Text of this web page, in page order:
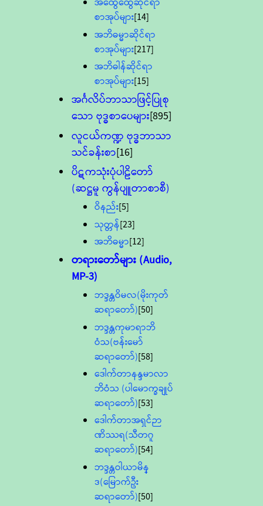
စာအုပ်များ[14]
အဘိဓမ္မာဆိုင်ရာ
စာအုပ်များ[217]
အဘိဓါန်ဆိုင်ရာ
စာအုပ်များ[15]
အင်္ဂလိပ်ဘာသာဖြင့်ပြုစု
သော ဗုဒ္ဓစာပေများ[895]
လူငယ်ကဏ္ဍ ဗုဒ္ဓဘာသာ
သင်ခန်းစာ[16]
ပိဋကသုံးပုံပါဠိတော်
(ဆဋ္ဌမူ ကွန်ပျူတာစာစီ)
ဝိနည်း[5]
သုတ္တန်[23]
အဘိဓမ္မာ[12]
တရားတော်များ (Audio,
MP-3)
ဘဒ္ဒန္တဝိမလ(မိုးကုတ်
ဆရာတော်)[50]
ဘဒ္ဒန္တကုမာရာဘိ
ဝံသ(ဗန်းမော်
ဆရာတော်)[58]
ဒေါက်တာနန္ဒမာလာ
ဘိဝံသ (ပါမောက္ခချုပ်
ဆရာတော်)[53]
ဒေါက်တာအရှင်ဉာ
ဏိဿရ(သီတဂူ
ဆရာတော်)[54]
ဘဒ္ဒန္တဝါယာမိန္
ဒ(မြောက်ဦး
ဆရာတော်)[50]